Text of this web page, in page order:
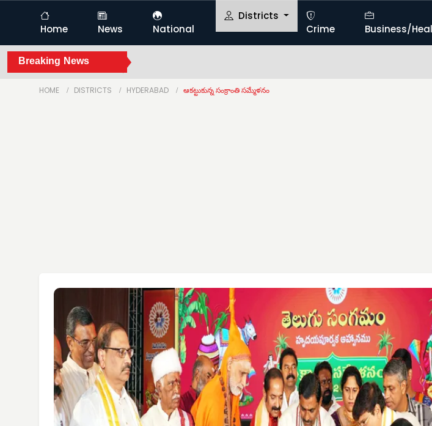
Home News National
Districts
Crime
Business/
Breaking News
HOME DISTRICTS HYDERABAD ఆకట్టుకున్న సంక్రాంతి సమ్మేళనం